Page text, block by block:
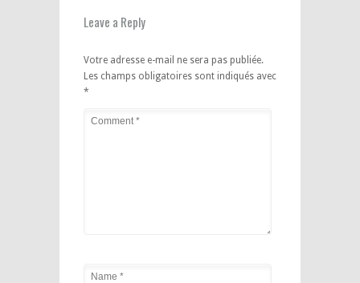
Leave a Reply
Votre adresse e-mail ne sera pas publiée.
Les champs obligatoires sont indiqués avec
*